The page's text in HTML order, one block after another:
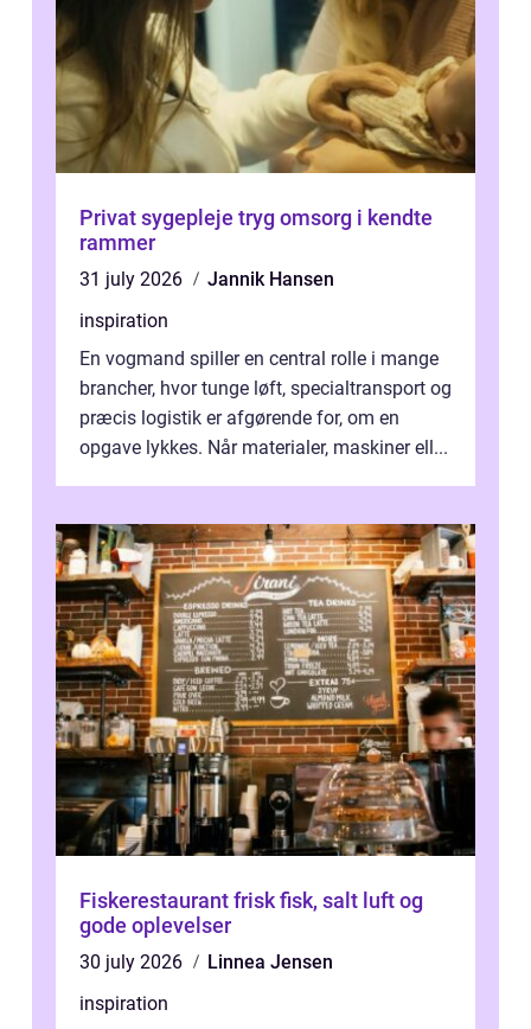
Privat sygepleje tryg omsorg i kendte
rammer
31 july 2026
Jannik Hansen
inspiration
En vogmand spiller en central rolle i mange
brancher, hvor tunge løft, specialtransport og
præcis logistik er afgørende for, om en
opgave lykkes. Når materialer, maskiner ell...
Fiskerestaurant frisk fisk, salt luft og
gode oplevelser
30 july 2026
Linnea Jensen
inspiration